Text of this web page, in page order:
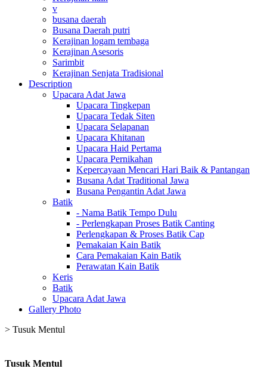
v
busana daerah
Busana Daerah putri
Kerajinan logam tembaga
Kerajinan Asesoris
Sarimbit
Kerajinan Senjata Tradisional
Description
Upacara Adat Jawa
Upacara Tingkepan
Upacara Tedak Siten
Upacara Selapanan
Upacara Khitanan
Upacara Haid Pertama
Upacara Pernikahan
Kepercayaan Mencari Hari Baik & Pantangan
Busana Adat Traditional Jawa
Busana Pengantin Adat Jawa
Batik
- Nama Batik Tempo Dulu
- Perlengkapan Proses Batik Canting
Perlengkapan & Proses Batik Cap
Pemakaian Kain Batik
Cara Pemakaian Kain Batik
Perawatan Kain Batik
Keris
Batik
Upacara Adat Jawa
Gallery Photo
> Tusuk Mentul
Tusuk Mentul